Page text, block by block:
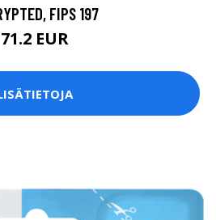
FIPS 197
71.2 EUR